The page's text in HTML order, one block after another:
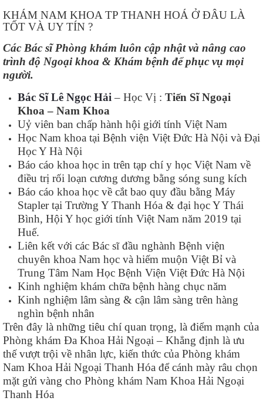
KHÁM NAM KHOA TP THANH HOÁ Ở ĐÂU LÀ
TỐT VÀ UY TÍN ?
Các Bác sĩ Phòng khám luôn cập nhật và nâng cao
trình độ Ngoại khoa & Khám bệnh để phục vụ mọi
người.
Bác Sĩ Lê Ngọc Hải – Học Vị : Tiến Sĩ Ngoại
Khoa – Nam Khoa
Uỷ viên ban chấp hành hội giới tính Việt Nam
Học Nam khoa tại Bệnh viện Việt Đức Hà Nội và Đại
Học Y Hà Nội
Báo cáo khoa học in trên tạp chí y học Việt Nam về
điều trị rối loạn cương dương bằng sóng sung kích
Báo cáo khoa học về cắt bao quy đầu bằng Máy
Stapler tại Trường Y Thanh Hóa & đại học Y Thái
Bình, Hội Y học giới tính Việt Nam năm 2019 tại
Huế.
Liên kết với các Bác sĩ đầu nghành Bệnh viện
chuyên khoa Nam học và hiếm muộn Việt Bỉ và
Trung Tâm Nam Học Bệnh Viện Việt Đức Hà Nội
Kinh nghiệm khám chữa bệnh hàng chục năm
Kinh nghiệm lâm sàng & cận lâm sàng trên hàng
nghìn bệnh nhân
Trên đây là những tiêu chí quan trọng, là điểm mạnh của
Phòng khám Đa Khoa Hải Ngoại – Khẳng định là ưu
thế vượt trội về nhân lực, kiến thức của Phòng khám
Nam Khoa Hải Ngoại Thanh Hóa để cánh mày râu chọn
mặt gửi vàng cho Phòng khám Nam Khoa Hải Ngoại
Thanh Hóa